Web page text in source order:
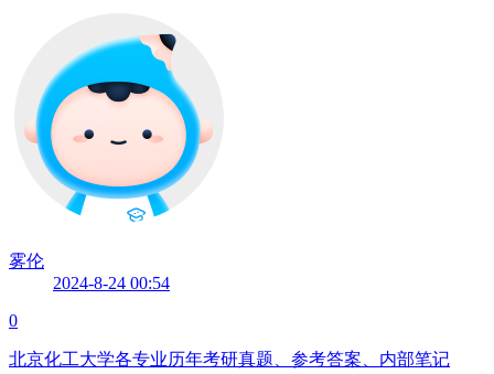
雾伦
2024-8-24 00:54
0
北京化工大学各专业历年考研真题、参考答案、内部笔记